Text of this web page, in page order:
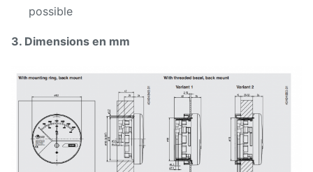
possible
3. Dimensions en mm